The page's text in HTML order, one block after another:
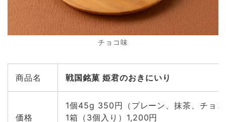
チョコ味
商品名 戦国銘菓 姫君のおきにいり
価格
1個45g 350円（プレーン、抹茶、チョ
1箱（3個入り）1,200円